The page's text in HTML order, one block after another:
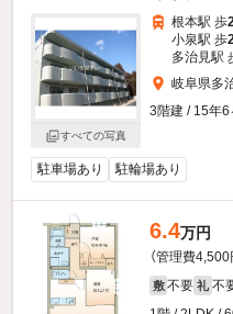
すべての写真
根本駅 歩
小泉駅 歩
多治見駅
岐阜県多
3階建 / 15年6
駐車場あり 駐輪場あり
6.4万円
（管理費4,500
敷 不要 礼 不